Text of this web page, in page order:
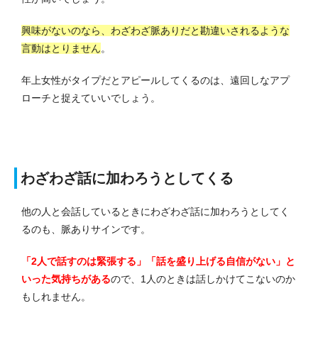
興味がないのなら、わざわざ脈ありだと勘違いされるような
言動はとりません。
年上女性がタイプだとアピールしてくるのは、遠回しなアプ
ローチと捉えていいでしょう。
わざわざ話に加わろうとしてくる
他の人と会話しているときにわざわざ話に加わろうとしてく
るのも、脈ありサインです。
「2人で話すのは緊張する」「話を盛り上げる自信がない」と
いった気持ちがあるので、1人のときは話しかけてこないのか
もしれません。